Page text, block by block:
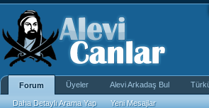
Forum
Daha Detaylı Arama Yap Yeni Mesajlar
Üyeler Alevi Arkadaş Bul